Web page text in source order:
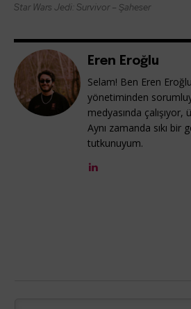
Star Wars Jedi: Survivor – Şaheser
Eren Eroğlu
Selam! Ben Eren
yönetiminden
medyasında
Aynı zamanda sıkı bir
tutkunuyum.